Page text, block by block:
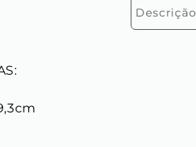
Descrição